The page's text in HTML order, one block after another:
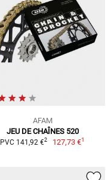
AFAM
JEU DE CHAÎNES 520
PVC 141,92 €2 127,73 €1